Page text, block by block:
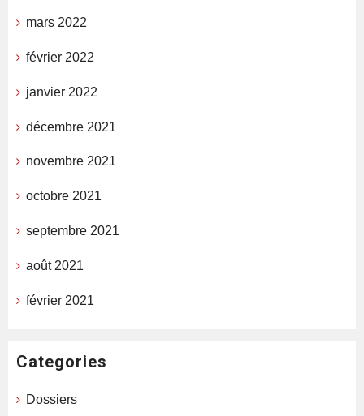
mars 2022
février 2022
janvier 2022
décembre 2021
novembre 2021
octobre 2021
septembre 2021
août 2021
février 2021
Categories
Dossiers